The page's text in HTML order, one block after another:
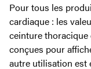
Pour tous les
cardiaque : les
ceinture
conçues pour
autre utilisation est